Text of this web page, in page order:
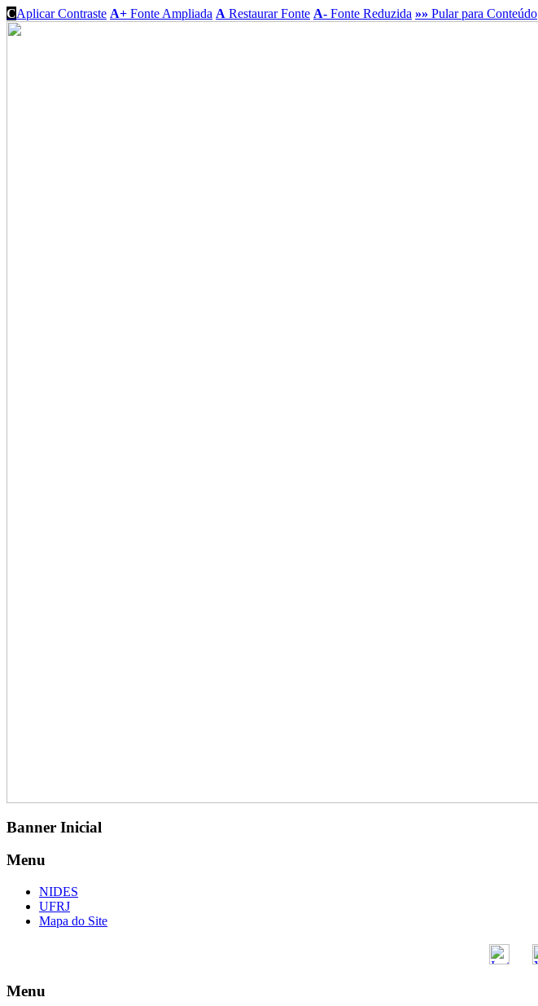
CAplicar Contraste A+ Fonte Ampliada A Restaurar Fonte A- Fonte Reduzida »» Pular para Conteúdo
Banner Inicial
Menu
NIDES
UFRJ
Mapa do Site
Menu